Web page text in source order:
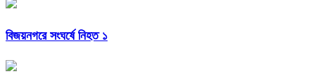
বিজয়নগরে সংঘর্ষে নিহত ১